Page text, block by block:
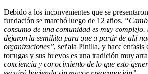
Debido a los inconvenientes que se
fundación se marchó luego de 12 años.
consumo de una comunidad es muy complejo.
dejaron la semillita para que a partir de allí
organizaciones”, señala Pinilla, y hace énfasis
tortugas y sus huevos es una tradición muy
conciencia y conocimiento de lo que esto